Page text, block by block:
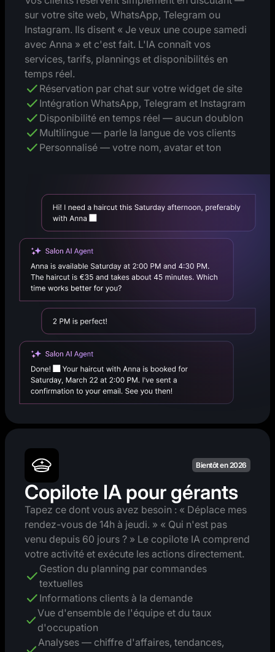
sur votre site web, WhatsApp, Telegram ou
Instagram. Ils disent « Je veux une coupe samedi
avec Anna » et c'est fait. L'IA connaît vos
services, tarifs, plannings et disponibilités en
temps réel.
Réservation par chat sur votre widget de site
Intégration WhatsApp, Telegram et Instagram
Disponibilité en temps réel — aucun doublon
Multilingue — parle la langue de vos clients
Personnalisé — votre nom, avatar et ton
Bientôt en 2026
Copilote IA pour gérants
Tapez ce dont vous avez besoin : « Déplace mes
rendez-vous de 14h à jeudi. » « Qui n'est pas
venu depuis 60 jours ? » Le copilote IA comprend
votre activité et exécute les actions directement.
Gestion du planning par commandes
textuelles
Informations clients à la demande
Vue d'ensemble de l'équipe et du taux
d'occupation
Analyses — chiffre d'affaires, tendances,